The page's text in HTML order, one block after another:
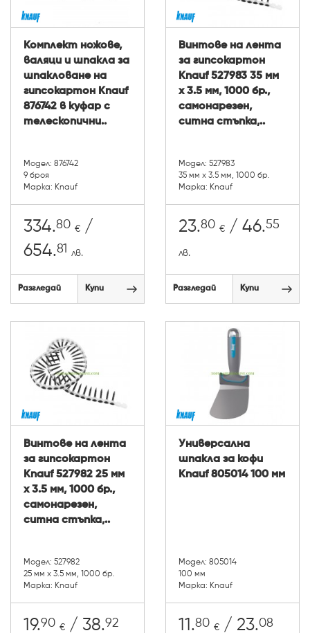
Комплект ножове,
валяци и шпакла за
шпакловане на
гипсокартон Knauf
876742 в куфар с
телескопични..
Модел: 876742
9 броя
Марка: Knauf
334.80 € /
654.81 лв.
Разгледай Купи
Винтове на лента
за гипсокартон
Knauf 527983 35 мм
x 3.5 мм, 1000 бр.,
самонарезен,
ситна стъпка,..
Модел: 527983
35 мм x 3.5 мм, 1000 бр.
Марка: Knauf
23.80 € / 46.55
лв.
Разгледай Купи
Винтове на лента
за гипсокартон
Knauf 527982 25 мм
x 3.5 мм, 1000 бр.,
самонарезен,
ситна стъпка,..
Модел: 527982
25 мм x 3.5 мм, 1000 бр.
Марка: Knauf
19.90 € / 38.92
Универсална
шпакла за кофи
Knauf 805014 100 мм
Модел: 805014
100 мм
Марка: Knauf
11.80 € / 23.08